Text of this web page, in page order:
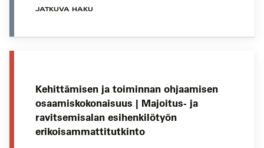
JATKUVA HAKU
Kehittämisen ja toiminnan ohjaamisen
osaamiskokonaisuus | Majoitus- ja
ravitsemisalan esihenkilötyön
erikoisammattitutkinto